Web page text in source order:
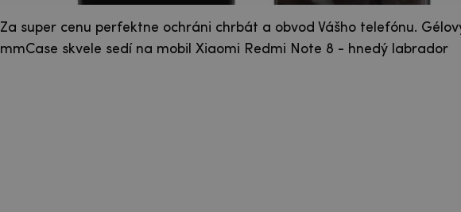
Za super cenu perfektne ochráni chrbát a obvod Vášho telefónu.
mmCase skvele sedí na mobil Xiaomi Redmi Note 8 - hnedý labrador